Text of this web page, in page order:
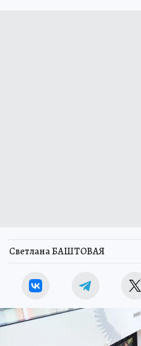
Светлана БАШТОВАЯ